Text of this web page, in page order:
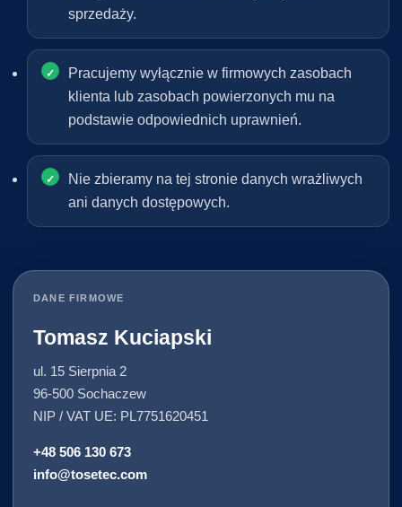
sprzedaży.
Pracujemy wyłącznie w firmowych zasobach
klienta lub zasobach powierzonych mu na
podstawie odpowiednich uprawnień.
Nie zbieramy na tej stronie danych wrażliwych
ani danych dostępowych.
DANE FIRMOWE
Tomasz Kuciapski
ul. 15 Sierpnia 2
96-500 Sochaczew
NIP / VAT UE: PL7751620451
+48 506 130 673
info@tosetec.com